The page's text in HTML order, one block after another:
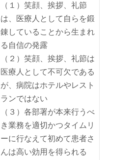
（１）笑顔、挨拶、礼節
は、医療人として自らを鍛
錬していることから生まれ
る自信の発露
（２）笑顔、挨拶、礼節は
医療人として不可欠である
が、病院はホテルやレスト
ランではない
（３）各部署が本来行うべ
き業務を適切かつタイムリ
ーに行なえて初めて患者さ
んは高い効用を得られる